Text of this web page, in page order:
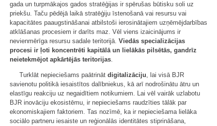
gada un turpmākajos gados stratēģijas ir spērušas būtisku soli uz
priekšu. Taču pēdējā laikā stratēģiju īstenošanā vai resursu vai
kapacitātes paaugstināšanai atbilstoši ierosinātajiem uzņēmējdarbības
atklāšanas procesiem ir darīts maz. Vēl viens izaicinājums ir
nevienmērīga resursu sadale teritorijā. Viedās specializācijas
procesi ir ļoti koncentrēti kapitālā un lielākās pilsētās, gandrīz
neietekmējot apkārtējās teritorijas.
Turklāt nepieciešams paātrināt digitalizāciju, lai visā BJR
savienotu politikā iesaistītos dalībniekus, kā arī nodrošinātu ātru un
elastīgu reakciju uz negaidītiem notikumiem. Lai vēl vairāk uzlabotu
BJR inovāciju ekosistēmu, ir nepieciešams raudzīties tālāk par
ekonomiskajiem faktoriem. Tas nozīmē, ka ir nepieciešama lielāka
sociālo partneru iesaiste un reģionālās identitātes stiprināšana,